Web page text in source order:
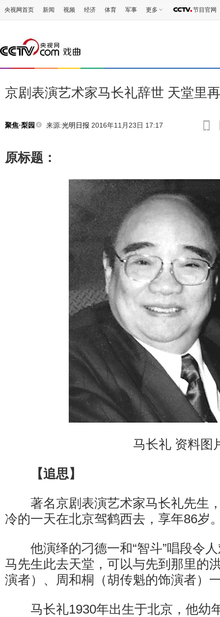
央视网首页 新闻 视频 经济 体育 军事 更多 节目官网
京剧表演艺术家马长礼辞世 天堂里
聚焦·梨园 来源:光明日报 2016年11月23日 17:17
原标题：
马长礼 资料图
【追思】
著名京剧表演艺术家马长礼先生
冷的一天在北京驾鹤西去，享年86岁
他演绎的刁德一和“智斗”唱段令人
马先生此去天堂，可以与先到那里的
演者）、周和桐（胡传魁的饰演者）
马长礼1930年出生于北京，他幼